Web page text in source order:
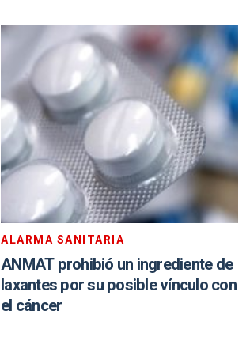
ALARMA SANITARIA
ANMAT prohibió un ingrediente de
laxantes por su posible vínculo con
el cáncer